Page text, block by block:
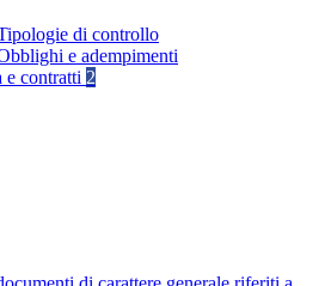
di controllo
e adempimenti
e contratti 2